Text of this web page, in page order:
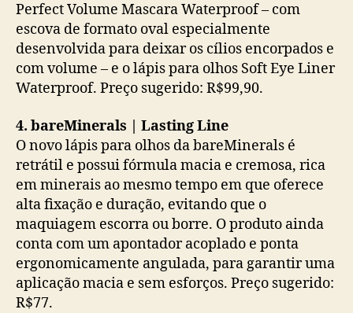
Perfect Volume Mascara Waterproof – com
escova de formato oval especialmente
desenvolvida para deixar os cílios encorpados e
com volume – e o lápis para olhos Soft Eye Liner
Waterproof. Preço sugerido: R$99,90.
4. bareMinerals | Lasting Line
O novo lápis para olhos da bareMinerals é
retrátil e possui fórmula macia e cremosa, rica
em minerais ao mesmo tempo em que oferece
alta fixação e duração, evitando que o
maquiagem escorra ou borre. O produto ainda
conta com um apontador acoplado e ponta
ergonomicamente angulada, para garantir uma
aplicação macia e sem esforços. Preço sugerido:
R$77.